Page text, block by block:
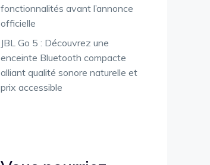
fonctionnalités avant l’annonce
officielle
JBL Go 5 : Découvrez une
enceinte Bluetooth compacte
alliant qualité sonore naturelle et
prix accessible